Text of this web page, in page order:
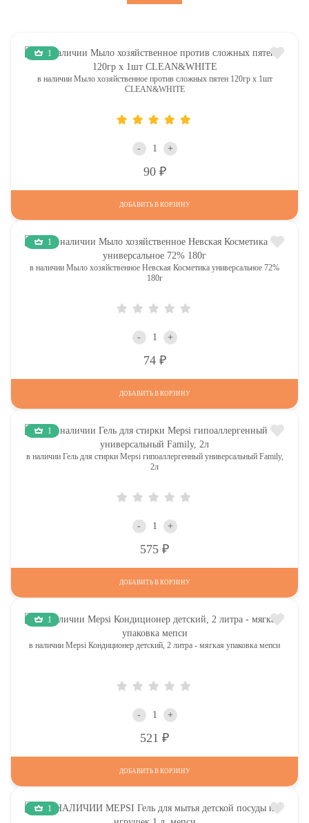
1
в наличии Мыло хозяйственное против сложных пятен 120гр х 1шт
CLEAN&WHITE
- +
90
ДОБАВИТЬ В КОРЗИНУ
1
в наличии Мыло хозяйственное Невская Косметика универсальное 72%
180г
- +
74
ДОБАВИТЬ В КОРЗИНУ
1
в наличии Гель для стирки Mepsi гипоаллергенный универсальный Family,
2л
- +
575
ДОБАВИТЬ В КОРЗИНУ
1
в наличии Mepsi Кондиционер детский, 2 литра - мягкая упаковка мепси
- +
521
ДОБАВИТЬ В КОРЗИНУ
1